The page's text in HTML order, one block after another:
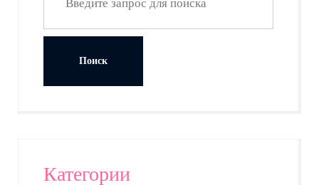
Категории